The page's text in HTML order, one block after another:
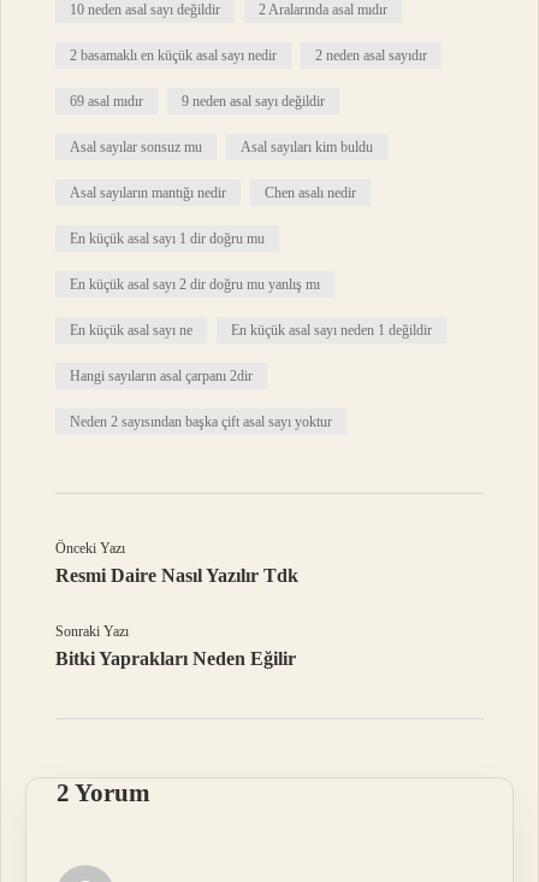
10 neden asal sayı değildir 2 Aralarında asal mıdır
2 basamaklı en küçük asal sayı nedir 2 neden asal sayıdır
69 asal mıdır 9 neden asal sayı değildir
Asal sayılar sonsuz mu Asal sayıları kim buldu
Asal sayıların mantığı nedir Chen asalı nedir
En küçük asal sayı 1 dir doğru mu
En küçük asal sayı 2 dir doğru mu yanlış mı
En küçük asal sayı ne En küçük asal sayı neden 1 değildir
Hangi sayıların asal çarpanı 2dir
Neden 2 sayısından başka çift asal sayı yoktur
Önceki Yazı
Resmi Daire Nasıl Yazılır Tdk
Sonraki Yazı
Bitki Yaprakları Neden Eğilir
2 Yorum